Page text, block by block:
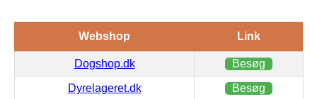
Webshop Link
Dogshop.dk Besøg
Dyrelageret.dk Besøg